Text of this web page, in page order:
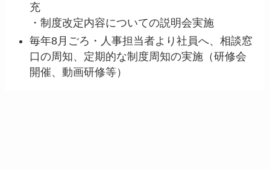
充
・制度改定内容についての説明会実施
毎年8月ごろ・人事担当者より社員へ、相談窓
口の周知、定期的な制度周知の実施（研修会
開催、動画研修等）